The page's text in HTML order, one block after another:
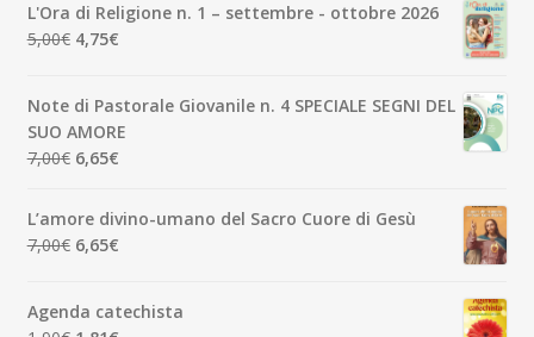
era:
3,50€.
è:
3,33€.
L'Ora di Religione n. 1 – settembre - ottobre 2026
5,00€ Il
era:
5,00€.
4,75€Il
è:
4,75€.
Note di Pastorale Giovanile n. 4 SPECIALE SEGNI DEL
SUO AMORE
7,00€ Il
originale
era:
6,65€Il
attuale
è:
L’amore divino-umano del Sacro Cuore di Gesù
7,00€ Il
era:
6,65€Il
è:
Agenda catechista